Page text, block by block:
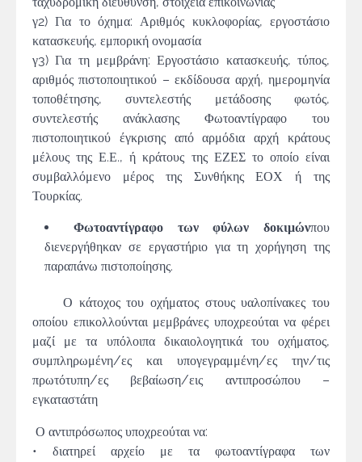
γ2) Για το όχημα: Αριθμός κυκλοφορίας, εργοστάσιο
κατασκευής, εμπορική ονομασία
γ3) Για τη μεμβράνη: Εργοστάσιο κατασκευής, τύπος,
αριθμός πιστοποιητικού – εκδίδουσα αρχή, ημερομηνία
τοποθέτησης, συντελεστής μετάδοσης φωτός,
συντελεστής ανάκλασης Φωτοαντίγραφο του
πιστοποιητικού έγκρισης από αρμόδια αρχή κράτους
μέλους της Ε.Ε., ή κράτους της ΕΖΕΣ το οποίο είναι
συμβαλλόμενο μέρος της Συνθήκης ΕΟΧ ή της
Τουρκίας.
Φωτοαντίγραφο των φύλων δοκιμώνπου
διενεργήθηκαν σε εργαστήριο για τη χορήγηση της
παραπάνω πιστοποίησης.
Ο κάτοχος του οχήματος στους υαλοπίνακες του
οποίου επικολλούνται μεμβράνες υποχρεούται να φέρει
μαζί με τα υπόλοιπα δικαιολογητικά του οχήματος,
συμπληρωμένη/ες και υπογεγραμμένη/ες την/τις
πρωτότυπη/ες βεβαίωση/εις αντιπροσώπου –
εγκαταστάτη
Ο αντιπρόσωπος υποχρεούται να:
• διατηρεί αρχείο με τα φωτοαντίγραφα των